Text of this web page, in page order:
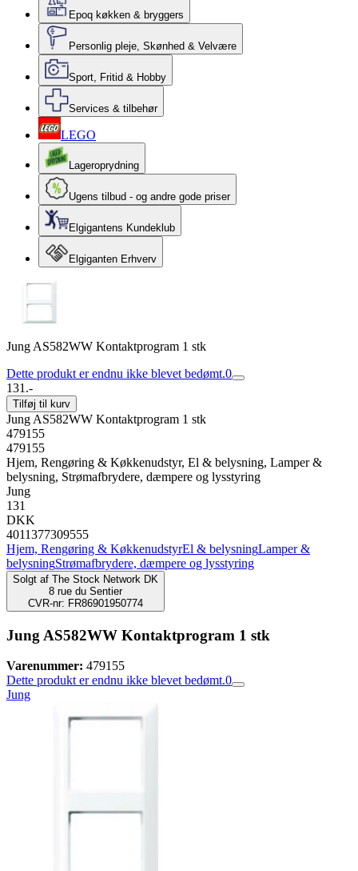
Epoq køkken & bryggers
Personlig pleje, Skønhed & Velvære
Sport, Fritid & Hobby
Services & tilbehør
LEGO
Lageroprydning
Ugens tilbud - og andre gode priser
Elgigantens Kundeklub
Elgiganten Erhverv
Jung AS582WW Kontaktprogram 1 stk
Dette produkt er endnu ikke blevet bedømt.0
131.-
Tilføj til kurv
Jung AS582WW Kontaktprogram 1 stk
479155
479155
Hjem, Rengøring & Køkkenudstyr, El & belysning, Lamper &
belysning, Strømafbrydere, dæmpere og lysstyring
Jung
131
DKK
4011377309555
Hjem, Rengøring & KøkkenudstyrEl & belysningLamper &
belysningStrømafbrydere, dæmpere og lysstyring
Solgt af The Stock Network DK
8 rue du Sentier
CVR-nr: FR86901950774
Jung AS582WW Kontaktprogram 1 stk
Varenummer: 479155
Dette produkt er endnu ikke blevet bedømt.0
Jung